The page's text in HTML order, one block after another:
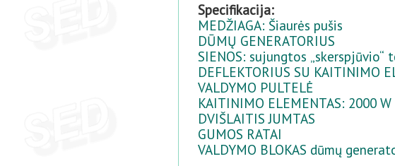
SMĖLIO DĖŽĖS
Specifikacija:
MEDŽIAGA: Šiaurės pušis
DŪMŲ GENERATORIUS
SIENOS: sujungtos
DEFLEKTORIUS SU KAITINIMO
VALDYMO PULTELĖ
KAITINIMO ELEMENTAS: 2000 W
DVIŠLAITIS JUMTAS
GUMOS RATAI
VALDYMO BLOKAS dūmų